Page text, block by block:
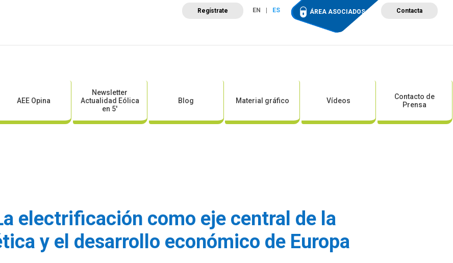
Regístrate EN ES ÁREA ASOCIADOS Contacta
Campus de Formación
AEE Opina
Newsletter
Actualidad Eólica
en 5′
Blog Material gráfico Vídeos
Contacto de
Prensa
electrificación como eje central de la
y el desarrollo económico de Europa